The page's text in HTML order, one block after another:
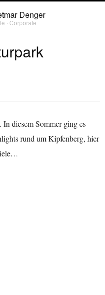
∙ Corporate
diesem Sommer ging es
rund um Kipfenberg, hier